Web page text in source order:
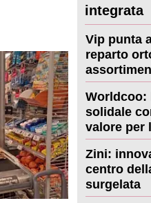
integrata
Vip punta
reparto
Worldcoo:
solidale
valore per
Zini:
centro
surgelata